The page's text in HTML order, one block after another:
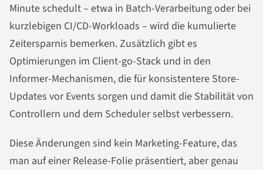
Minute schedult – etwa in Batch-Verarbeitung oder bei
kurzlebigen CI/CD-Workloads – wird die kumulierte
Zeitersparnis bemerken. Zusätzlich gibt es
Optimierungen im Client-go-Stack und in den
Informer-Mechanismen, die für konsistentere Store-
Updates vor Events sorgen und damit die Stabilität von
Controllern und dem Scheduler selbst verbessern.
Diese Änderungen sind kein Marketing-Feature, das
man auf einer Release-Folie präsentiert, aber genau